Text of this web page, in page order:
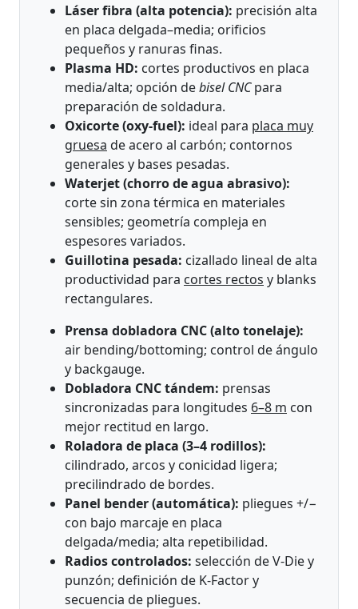
Láser fibra (alta potencia): precisión alta
en placa delgada–media; orificios
pequeños y ranuras finas.
Plasma HD: cortes productivos en placa
media/alta; opción debisel CNCpara
preparación de soldadura.
Oxicorte (oxy-fuel): ideal para placa muy
gruesa de acero al carbón; contornos
generales y bases pesadas.
Waterjet (chorro de agua abrasivo):
corte sin zona térmica en materiales
sensibles; geometría compleja en
espesores variados.
Guillotina pesada: cizallado lineal de alta
productividad para cortes rectos y blanks
rectangulares.
Prensa dobladora CNC (alto tonelaje):
air bending/bottoming; control de ángulo
y backgauge.
Dobladora CNC tándem: prensas
sincronizadas para longitudes 6–8 m con
mejor rectitud en largo.
Roladora de placa (3–4 rodillos):
cilindrado, arcos y conicidad ligera;
precilindrado de bordes.
Panel bender (automática): pliegues +/−
con bajo marcaje en placa
delgada/media; alta repetibilidad.
Radios controlados: selección de V-Die y
punzón; definición de K-Factor y
secuencia de pliegues.